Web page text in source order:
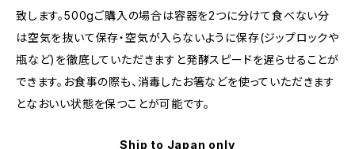
致します。500gご購入の場合は容器を2つに分けて食べない分
は空気を抜いて保存・空気が入らないように保存(ジップロックや
瓶など)を徹底していただきますと発酵スピードを遅らせることが
できます。お食事の際も、消毒したお箸などを使っていただきます
となおいい状態を保つことが可能です。
Ship to Japan only